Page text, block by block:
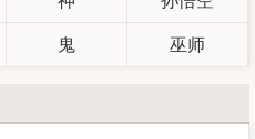
鬼 巫师